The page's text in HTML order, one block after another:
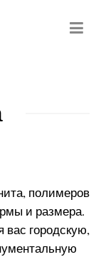
полимеров
и размера.
вас городскую,